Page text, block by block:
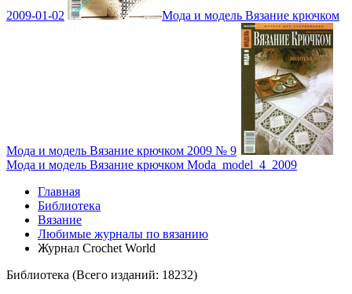
2009-01-02 Мода и модель Вязание крючком
Мода и модель Вязание крючком 2009 № 9
Мода и модель Вязание крючком Moda_model_4_2009
Главная
Библиотека
Вязание
Любимые журналы по вязанию
Журнал Crochet World
Библиотека (Всего изданий: 18232)